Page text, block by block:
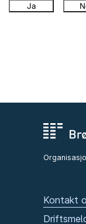
Ja
Kontakt